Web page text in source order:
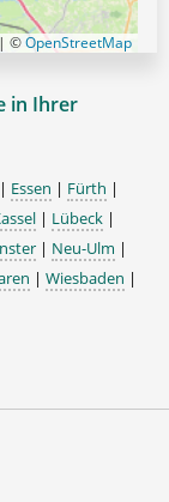
| ©OpenStreetMap
in Ihrer
| Essen | Fürth |
| Lübeck |
| Neu-Ulm |
| Wiesbaden |